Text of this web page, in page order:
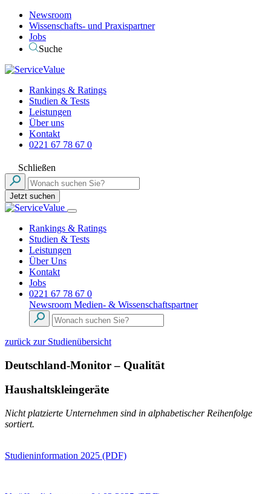
Newsroom
Wissenschafts- und Praxispartner
Jobs
Suche
Rankings & Ratings
Studien & Tests
Leistungen
Über uns
Kontakt
0221 67 78 67 0
Schließen
Jetzt suchen
Rankings & Ratings
Studien & Tests
Leistungen
Über Uns
Kontakt
Jobs
0221 67 78 67 0
Newsroom Medien- & Wissenschaftspartner
zurück zur Studienübersicht
Deutschland-Monitor – Qualität
Haushaltskleingeräte
Nicht platzierte Unternehmen sind in alphabetischer Reihenfolge
sortiert.
Studieninformation 2025 (PDF)